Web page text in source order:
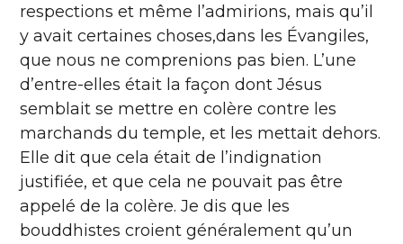
respections et même l’admirions, mais qu’il
y avait certaines choses,dans les Évangiles,
que nous ne comprenions pas bien. L’une
d’entre-elles était la façon dont Jésus
semblait se mettre en colère contre les
marchands du temple, et les mettait dehors.
Elle dit que cela était de l’indignation
justifiée, et que cela ne pouvait pas être
appelé de la colère. Je dis que les
bouddhistes croient généralement qu’un